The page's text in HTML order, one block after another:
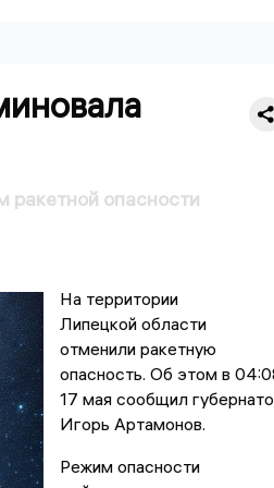
опасности
На территории
Липецкой области
отменили ракетную
опасность. Об этом в
17 мая сообщил
Игорь Артамонов.
Режим опасности